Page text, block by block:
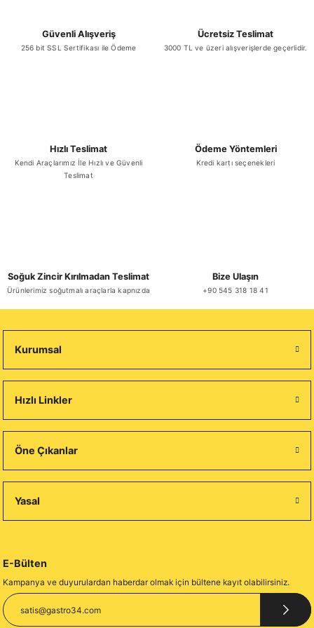
Güvenli Alışveriş
256 bit SSL Sertifikası ile Ödeme
Ücretsiz Teslimat
3000 TL ve üzeri alışverişlerde geçerlidir.
Hızlı Teslimat
Kendi Araçlarımız İle Hızlı ve Güvenli
Teslimat
Ödeme Yöntemleri
Kredi kartı seçenekleri
Soğuk Zincir Kırılmadan Teslimat
Ürünlerimiz soğutmalı araçlarla kapnızda
Bize Ulaşın
+90 545 318 18 41
Kurumsal
Hızlı Linkler
Öne Çıkanlar
Yasal
E-Bülten
Kampanya ve duyurulardan haberdar olmak için bültene kayıt olabilirsiniz.